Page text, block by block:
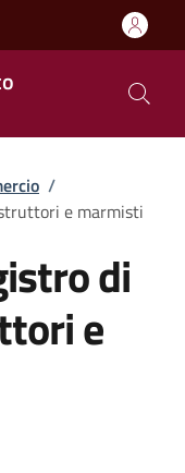
/
e marmisti
di
e